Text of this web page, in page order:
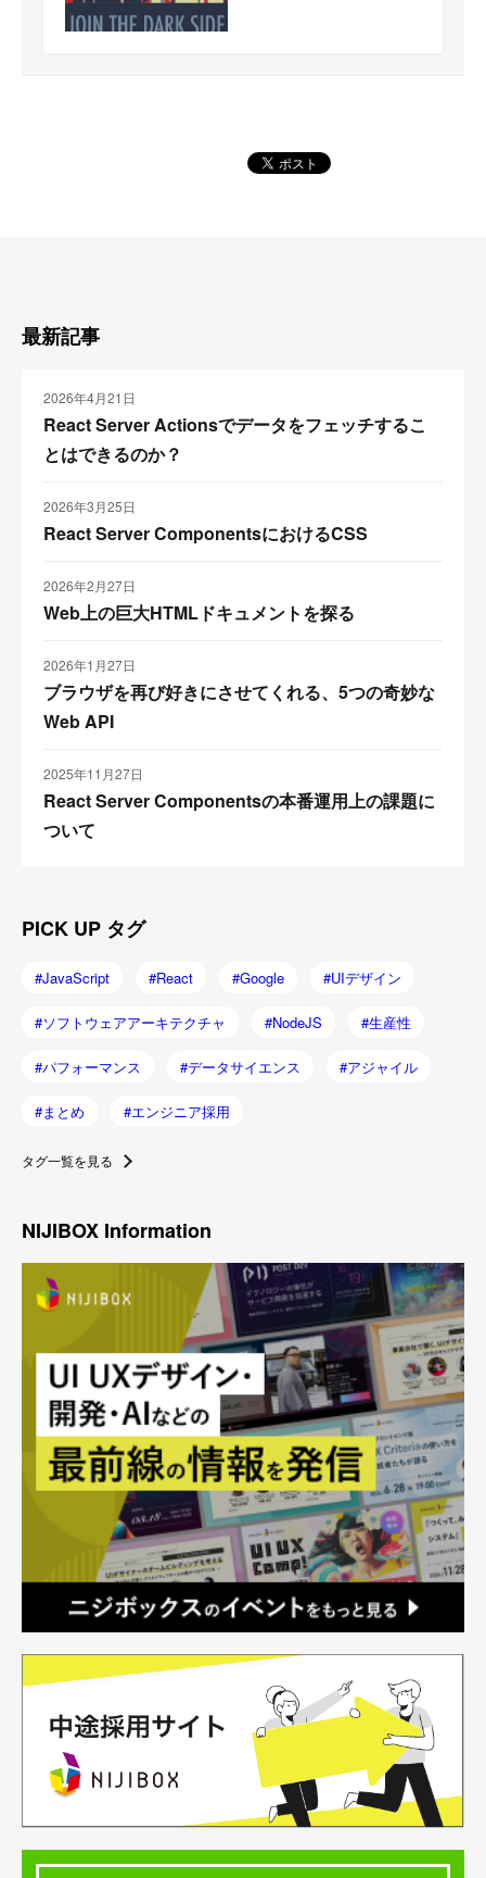
最新記事
2026年4月21日
React Server Actionsでデータをフェッチするこ
とはできるのか？
2026年3月25日
React Server ComponentsにおけるCSS
2026年2月27日
Web上の巨大HTMLドキュメントを探る
2026年1月27日
ブラウザを再び好きにさせてくれる、5つの奇妙な
Web API
2025年11月27日
React Server Componentsの本番運用上の課題に
ついて
PICK UP タグ
JavaScript React Google UIデザイン
ソフトウェアアーキテクチャ NodeJS 生産性
パフォーマンス データサイエンス アジャイル
まとめ エンジニア採用
タグ一覧を見る
NIJIBOX Information